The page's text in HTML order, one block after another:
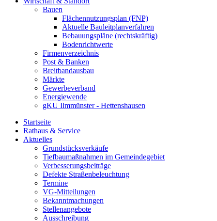
Bauen
Flächennutzungsplan (FNP)
Aktuelle Bauleitplanverfahren
Bebauungspläne (rechtskräftig)
Bodenrichtwerte
Firmenverzeichnis
Post & Banken
Breitbandausbau
Märkte
Gewerbeverband
Energiewende
gKU Ilmmünster - Hettenshausen
Startseite
Rathaus & Service
Aktuelles
Grundstücksverkäufe
Tiefbaumaßnahmen im Gemeindegebiet
Verbesserungsbeiträge
Defekte Straßenbeleuchtung
Termine
VG-Mitteilungen
Bekanntmachungen
Stellenangebote
Ausschreibung